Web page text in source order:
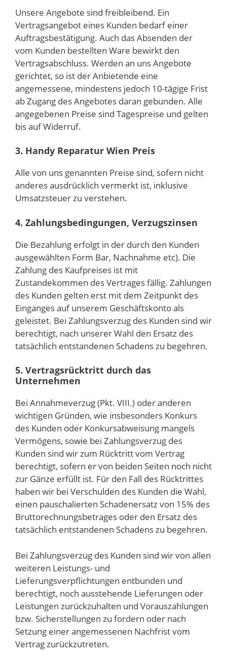
Unsere Angebote sind freibleibend. Ein
Vertragsangebot eines Kunden bedarf einer
Auftragsbestätigung. Auch das Absenden der
vom Kunden bestellten Ware bewirkt den
Vertragsabschluss. Werden an uns Angebote
gerichtet, so ist der Anbietende eine
angemessene, mindestens jedoch 10-tägige Frist
ab Zugang des Angebotes daran gebunden. Alle
angegebenen Preise sind Tagespreise und gelten
bis auf Widerruf.
3. Handy Reparatur Wien Preis
Alle von uns genannten Preise sind, sofern nicht
anderes ausdrücklich vermerkt ist, inklusive
Umsatzsteuer zu verstehen.
4. Zahlungsbedingungen, Verzugszinsen
Die Bezahlung erfolgt in der durch den Kunden
ausgewählten Form Bar, Nachnahme etc). Die
Zahlung des Kaufpreises ist mit
Zustandekommen des Vertrages fällig. Zahlungen
des Kunden gelten erst mit dem Zeitpunkt des
Einganges auf unserem Geschäftskonto als
geleistet. Bei Zahlungsverzug des Kunden sind wir
berechtigt, nach unserer Wahl den Ersatz des
tatsächlich entstandenen Schadens zu begehren.
5. Vertragsrücktritt durch das
Unternehmen
Bei Annahmeverzug (Pkt. VIII.) oder anderen
wichtigen Gründen, wie insbesonders Konkurs
des Kunden oder Konkursabweisung mangels
Vermögens, sowie bei Zahlungsverzug des
Kunden sind wir zum Rücktritt vom Vertrag
berechtigt, sofern er von beiden Seiten noch nicht
zur Gänze erfüllt ist. Für den Fall des Rücktrittes
haben wir bei Verschulden des Kunden die Wahl,
einen pauschalierten Schadenersatz von 15% des
Bruttorechnungsbetrages oder den Ersatz des
tatsächlich entstandenen Schadens zu begehren.
Bei Zahlungsverzug des Kunden sind wir von allen
weiteren Leistungs- und
Lieferungsverpflichtungen entbunden und
berechtigt, noch ausstehende Lieferungen oder
Leistungen zurückzuhalten und Vorauszahlungen
bzw. Sicherstellungen zu fordern oder nach
Setzung einer angemessenen Nachfrist vom
Vertrag zurückzutreten.